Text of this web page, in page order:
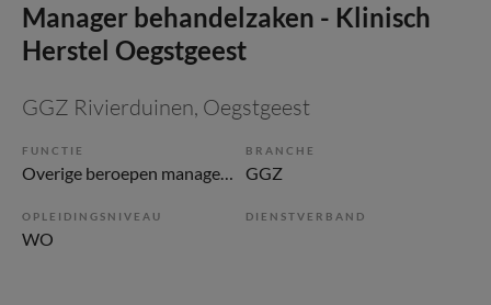
Manager behandelzaken - Klinisch
Herstel Oegstgeest
GGZ Rivierduinen, Oegstgeest
FUNCTIE
Overige beroepen management
BRANCHE
GGZ
OPLEIDINGSNIVEAU
WO
DIENSTVERBAND